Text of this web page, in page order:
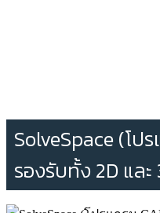
SolveSpace (โป
รองรับทั้ง 2D และ